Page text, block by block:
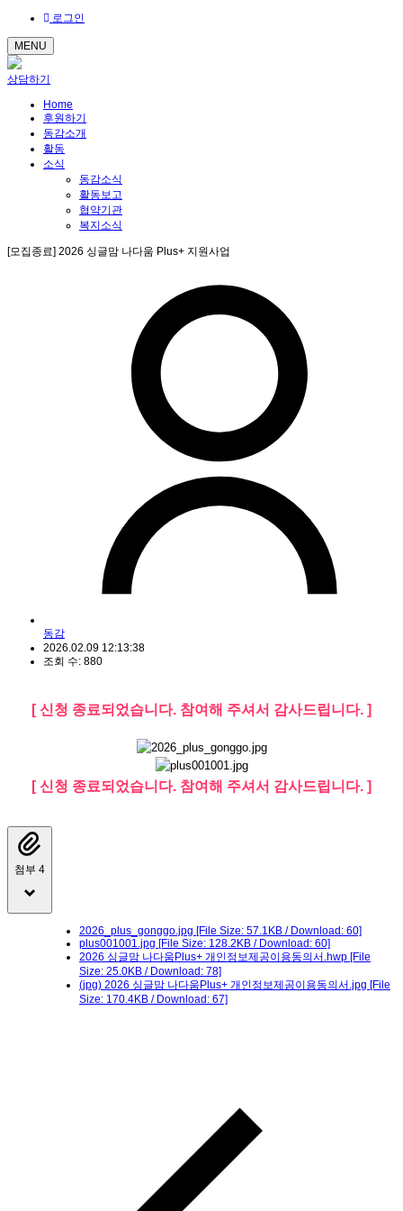
로그인
MENU
상담하기
Home
후원하기
동감소개
활동
소식
동감소식
활동보고
협약기관
복지소식
[모집종료] 2026 싱글맘 나다움 Plus+ 지원사업
동감
2026.02.09 12:13:38
조회 수: 880
[ 신청 종료되었습니다. 참여해 주셔서 감사드립니다. ]
[ 신청 종료되었습니다. 참여해 주셔서 감사드립니다. ]
첨부 4
2026_plus_gonggo.jpg [File Size: 57.1KB / Download: 60]
plus001001.jpg [File Size: 128.2KB / Download: 60]
2026 싱글맘 나다움Plus+ 개인정보제공이용동의서.hwp [File
Size: 25.0KB / Download: 78]
(jpg) 2026 싱글맘 나다움Plus+ 개인정보제공이용동의서.jpg [File
Size: 170.4KB / Download: 67]